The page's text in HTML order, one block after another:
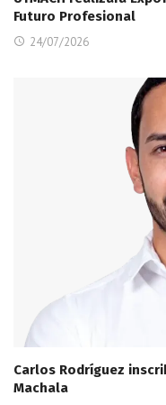
Futuro Profesional
24/07/2026
Carlos Rodríguez
Machala